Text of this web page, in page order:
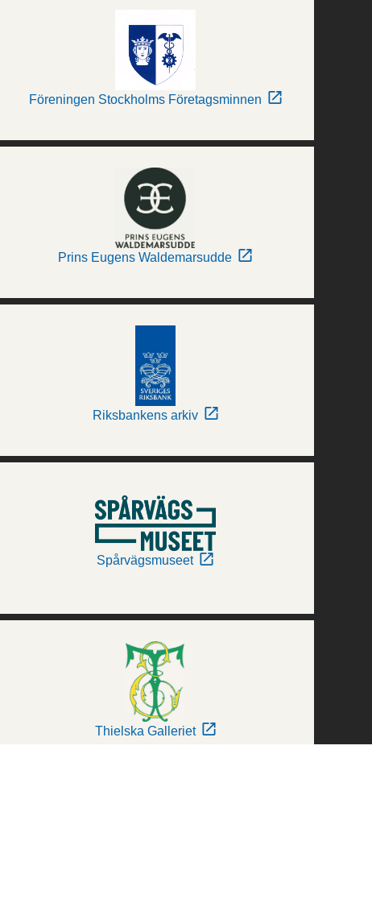
Föreningen Stockholms Företagsminnen
Prins Eugens Waldemarsudde
Riksbankens arkiv
Spårvägsmuseet
Thielska Galleriet